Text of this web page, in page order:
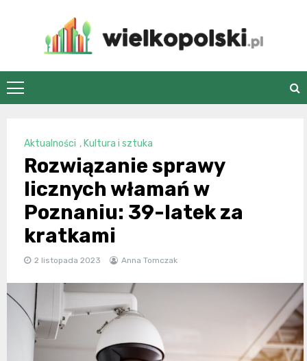
wielkopolski.pl
Aktualności , Kultura i sztuka
Rozwiązanie sprawy
licznych włamań w
Poznaniu: 39-latek za
kratkami
2 listopada 2023 Anna Tomczak